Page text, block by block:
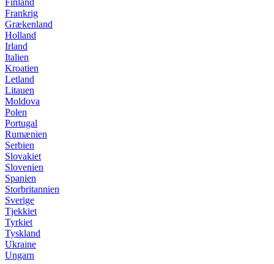
Finland
Frankrig
Grækenland
Holland
Irland
Italien
Kroatien
Letland
Litauen
Moldova
Polen
Portugal
Rumænien
Serbien
Slovakiet
Slovenien
Spanien
Storbritannien
Sverige
Tjekkiet
Tyrkiet
Tyskland
Ukraine
Ungarn